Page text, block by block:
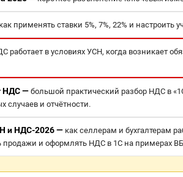
как применять ставки 5%, 7%, 22% и настроить
работает в условиях УСН, когда возникает
НДС — большой практический разбор НДС в
случаев и отчётности.
и НДС-2026 — как селлерам и бухгалтерам
продажи и оформлять НДС в 1С на примерах